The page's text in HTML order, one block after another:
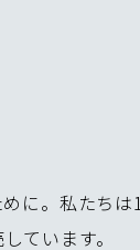
に。私たち
ています。